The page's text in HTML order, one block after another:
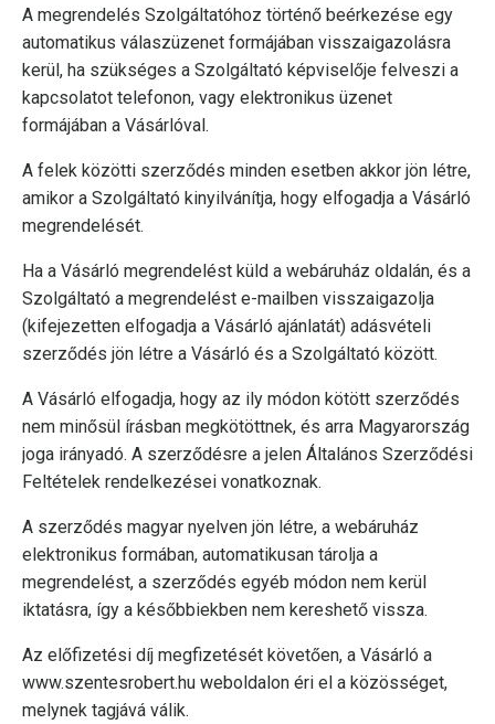
A megrendelés Szolgáltatóhoz történő beérkezése egy
automatikus válaszüzenet formájában visszaigazolásra
kerül, ha szükséges a Szolgáltató képviselője felveszi a
kapcsolatot telefonon, vagy elektronikus üzenet
formájában a Vásárlóval.
A felek közötti szerződés minden esetben akkor jön létre,
amikor a Szolgáltató kinyilvánítja, hogy elfogadja a Vásárló
megrendelését.
Ha a Vásárló megrendelést küld a webáruház oldalán, és a
Szolgáltató a megrendelést e-mailben visszaigazolja
(kifejezetten elfogadja a Vásárló ajánlatát) adásvételi
szerződés jön létre a Vásárló és a Szolgáltató között.
A Vásárló elfogadja, hogy az ily módon kötött szerződés
nem minősül írásban megkötöttnek, és arra Magyarország
joga irányadó. A szerződésre a jelen Általános Szerződési
Feltételek rendelkezései vonatkoznak.
A szerződés magyar nyelven jön létre, a webáruház
elektronikus formában, automatikusan tárolja a
megrendelést, a szerződés egyéb módon nem kerül
iktatásra, így a későbbiekben nem kereshető vissza.
Az előfizetési díj megfizetését követően, a Vásárló a
www.szentesrobert.hu weboldalon éri el a közösséget,
melynek tagjává válik.